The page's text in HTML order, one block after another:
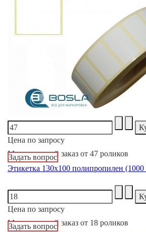
Цена по запросу
Минимальный заказ от 47 роликов
Задать вопрос
Этикетка 130х100 полипропилен (1000
Цена по запросу
Минимальный заказ от 18 роликов
Задать вопрос